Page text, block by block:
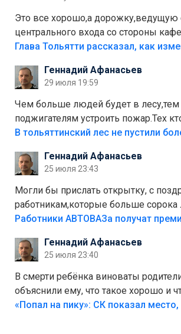
Это все хорошо,а дорожку,ведущую
центрального входа со стороны
аттракционам слабо доделать?А то
лежала в парке и испортилась.Да
украли.
Геннадий Афанасьев
29 июля 19:59
Чем больше людей будет в лесу,тем
поджигателям устроить пожар.Тех
костры,тех надо безбожно
Штрафы мизерные.
Геннадий Афанасьев
25 июля 23:43
Могли бы прислать открытку, с
работникам,которые больше сорока
на предприятии.
Работники АВТОВАЗа получат
Геннадий Афанасьев
25 июля 23:40
В смерти ребёнка виноваты
объяснили ему, что такое хорошо и
Лезть через такой забор,верх